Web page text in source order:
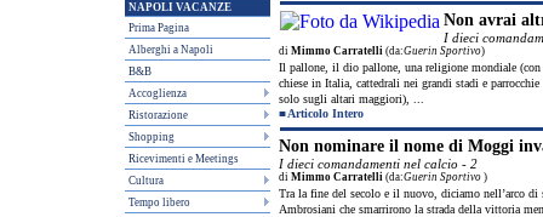
NAPOLI VACANZE
Prima Pagina
Alberghi a Napoli
B&B
Accoglienza
Ristorazione
Shopping
Ricevimenti e Meetings
Cultura
Tempo libero
Non avrai
I dieci
di Mimmo Carratelli (da:Guerin Sportivo)
Il pallone, il dio pallone, una religione mondiale (con
chiese in Italia, cattedrali nei grandi stadi e
solo sugli altari maggiori), ...
■ Articolo Intero
Non nominare il nome di Moggi
I dieci comandamenti nel calcio - 2
di Mimmo Carratelli (da:Guerin Sportivo )
Tra la fine del secolo e il nuovo, diciamo nell’arco
Ambrosiani che smarrirono la strada della vittoria